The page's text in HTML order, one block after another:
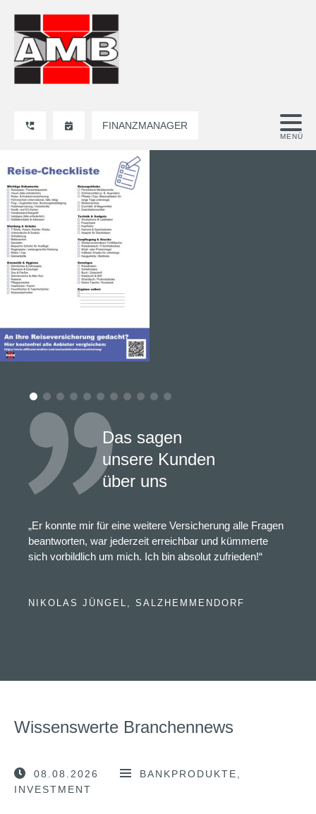
FINANZMANAGER
Das sagen
unsere Kunden
über uns
„Er konnte mir für eine weitere Versicherung alle Fragen
beantworten, war jederzeit erreichbar und kümmerte
sich vorbildlich um mich. Ich bin absolut zufrieden!“
NIKOLAS JÜNGEL, SALZHEMMENDORF
Wissenswerte Branchennews
08.08.2026
BANKPRODUKTE
INVESTMENT